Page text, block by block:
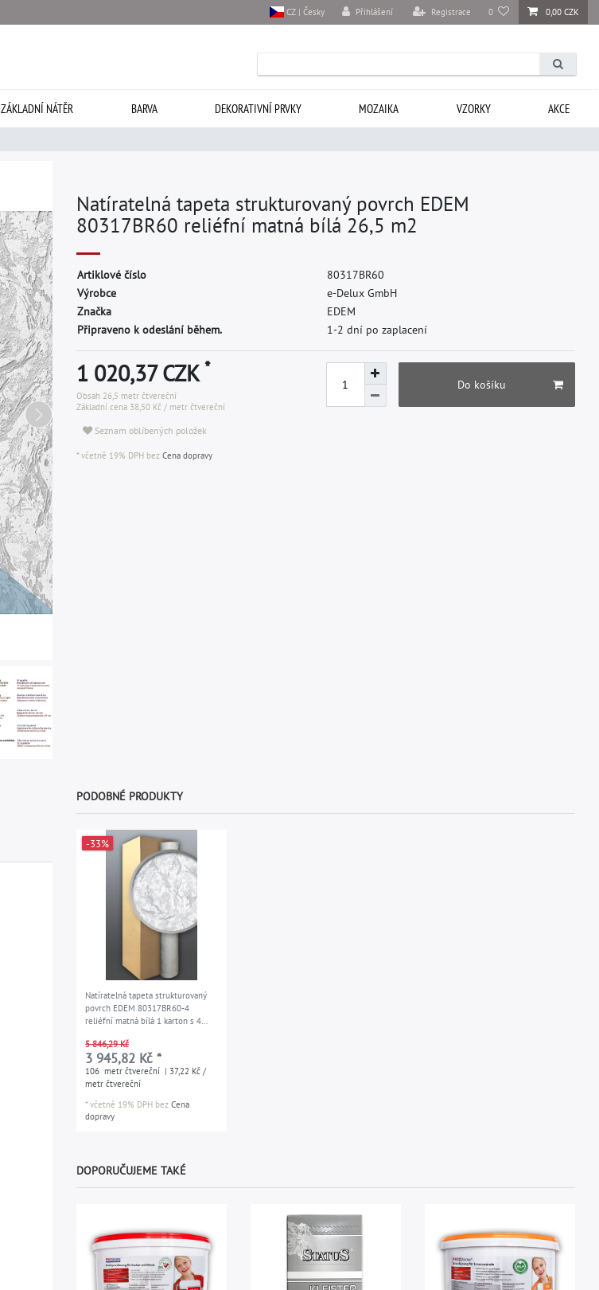
Přihlášení Registrace 0 0,00 CZK
CZ | Česky
ZÁKLADNÍ NÁTĚR BARVA DEKORATIVNÍ PRVKY MOZAIKA VZORKY AKCE
Natíratelná tapeta strukturovaný povrch EDEM
80317BR60 reliéfní matná bílá 26,5 m2
Artiklové číslo 80317BR60
Výrobce e-Delux GmbH
Značka EDEM
Připraveno k odeslání během.
1-2 dní po zaplacení
1 020,37 CZK*
Obsah 26,5 metr čtvereční
Základní cena 38,50 Kč / metr čtvereční
Do košíku
Seznam oblíbených položek
* včetně 19% DPH bez Cena dopravy
PODOBNÉ PRODUKTY
-33%
Natíratelná tapeta strukturovaný
povrch EDEM 80317BR60-4
reliéfní matná bílá 1 karton s 4
5 846,29 Kč
3 945,82 Kč *
106 metr čtvereční | 37,22 Kč /
metr čtvereční
*včetně 19% DPH bezCena
dopravy
DOPORUČUJEME TAKÉ